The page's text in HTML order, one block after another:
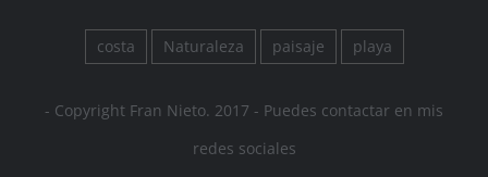
costa Naturaleza paisaje playa
- Copyright Fran Nieto. 2017 - Puedes contactar en mis
redes sociales